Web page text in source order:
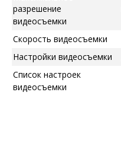
разрешение
видеосъемки
Скорость видеосъемки
Настройки видеосъемки
Список настроек
видеосъемки